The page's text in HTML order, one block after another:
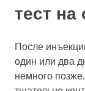
тест
После
один или два
немного